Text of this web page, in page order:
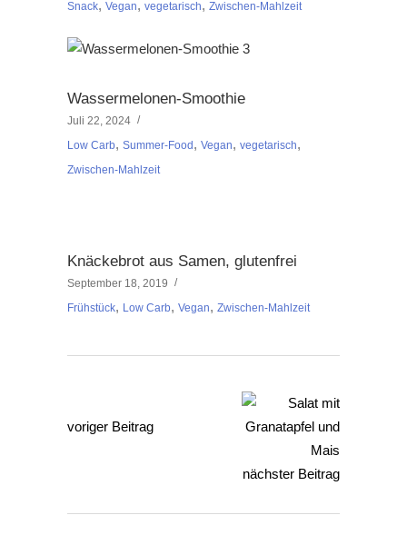
Snack, Vegan, vegetarisch, Zwischen-Mahlzeit
Wassermelonen-Smoothie
Juli 22, 2024
Low Carb, Summer-Food, Vegan, vegetarisch,
Zwischen-Mahlzeit
Knäckebrot aus Samen, glutenfrei
September 18, 2019
Frühstück, Low Carb, Vegan, Zwischen-Mahlzeit
voriger Beitrag
nächster Beitrag